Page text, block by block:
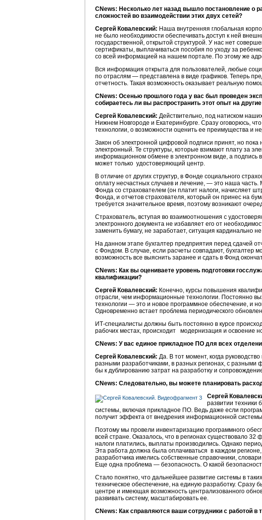
CNews: Несколько лет назад вышло постановление о
сложностей во взаимодействии этих двух сетей?
Сергей Ковалевский: Наша внутренняя глобальная
не было необходимости обеспечивать доступ к ней
государственной, открытой структурой. У нас нет
сертификаты, выплачиваться пособия по уходу за
со всей информацией на нашем портале. По этому же
Вся информация открыта для пользователей, любые
по отраслям — представлена в виде графиков. Теперь
отчетность. Такая возможность оказывает реальную
CNews: Осенью прошлого года у вас был проведен
собираетесь ли вы распространить этот опыт на
Сергей Ковалевский: Действительно, под натиском
Нижнем Новгороде и Екатеринбурге. Сразу оговорюсь,
технологии, о возможности оценить ее преимущества и
Закон об электронной цифровой подписи принят, но
электронный. Те структуры, которые взимают плату за
информационном обмене в электронном виде, а подпись
может только удостоверяющий центр.
В отличие от других структур, в Фонде социального
оплату несчастных случаев и лечение, — это наша
Фонда со страхователем (он платит налоги, начисляет
Фонда, и отчетов страхователя, который он принес на
требуется значительное время, поэтому возникают
Страхователь, вступая во взаимоотношения с
электронного документа не избавляет его от
заменить бумагу, не заработает, ситуация кардинально
На данном этапе бухгалтер предприятия перед сдачей
с Фондом. В случае, если расчеты совпадают, бухгалтер
возможность все выяснить заранее и сдать в Фонд
CNews: Как вы оцениваете уровень подготовки
квалификации?
Сергей Ковалевский: Конечно, курсы повышения
отрасли, чем информационные технологии. Постоянно
технологии — это и новое программное обеспечение, и
Одновременно встает проблема периодического
ИТ-специалисты должны быть постоянно в курсе
рабочих местах, происходит модернизация и освоение
CNews: У вас единое прикладное ПО для всех
Сергей Ковалевский: Да. В тот момент, когда
разными разработчиками, в разных регионах, с разными
бы к дублированию затрат на разработку и
CNews: Следовательно, вы можете планировать
Сергей
развитии техники
системы, включая прикладное ПО. Ведь даже если
получит эффекта от внедрения информационной
Поэтому мы провели инвентаризацию программного
всей стране. Оказалось, что в регионах существовало
налоги платились, выплаты производились. Однако
Эта работа должна была оплачиваться в каждом
разработчика имелись собственные справочники,
Еще одна проблема — безопасность. О какой
Стало понятно, что дальнейшее развитие системы в
техническое обеспечение, на единую разработку.
центре и имеющая возможность централизованного
развивать систему, масштабировать ее.
CNews: Как справляются ваши сотрудники с работой в